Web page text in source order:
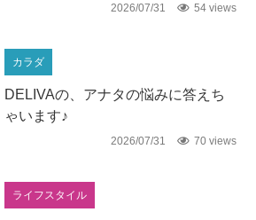
2026/07/31 54 views
カラダ
DELIVAの、アナタの悩みに答えち
ゃいます♪
2026/07/31 70 views
ライフスタイル